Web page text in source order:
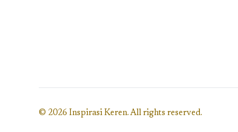
© 2026 Inspirasi Keren. All rights reserved.